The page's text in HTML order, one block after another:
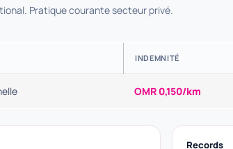
Pratique courante secteur privé.
INDEMNITÉ
OMR 0,150/km
Records